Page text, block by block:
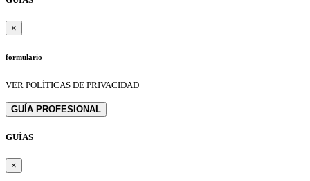
×
formulario
VER POLÍTICAS DE PRIVACIDAD
GUÍA PROFESIONAL
GUÍAS
×